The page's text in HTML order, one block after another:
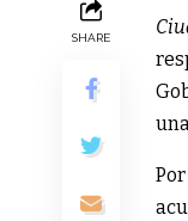
SHARE